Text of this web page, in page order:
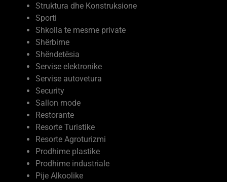
Struktura dhe Konstruksione
Sporti
Shkolla te mesme private
Shërbime
Shëndetësia
Servise elektronike
Servise autovetura
Security
Sallon mode
Restorante
Resorte Turistike
Resorte Agroturizmi
Prodhime plastike
Prodhime industriale
Pije Alkoolike